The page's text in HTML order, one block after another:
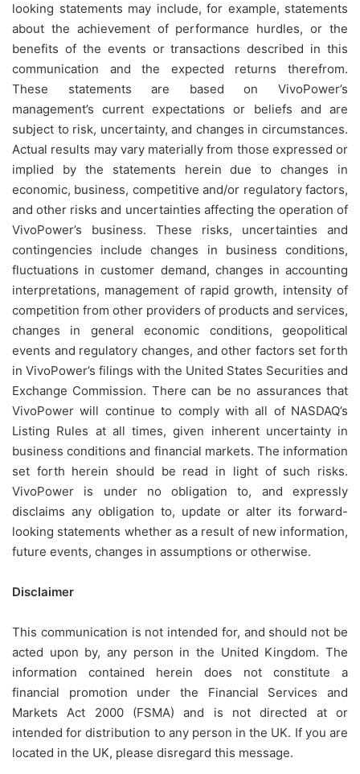
looking statements may include, for example, statements
about the achievement of performance hurdles, or the
benefits of the events or transactions described in this
communication and the expected returns therefrom.
These statements are based on VivoPower’s
management’s current expectations or beliefs and are
subject to risk, uncertainty, and changes in circumstances.
Actual results may vary materially from those expressed or
implied by the statements herein due to changes in
economic, business, competitive and/or regulatory factors,
and other risks and uncertainties affecting the operation of
VivoPower’s business. These risks, uncertainties and
contingencies include changes in business conditions,
fluctuations in customer demand, changes in accounting
interpretations, management of rapid growth, intensity of
competition from other providers of products and services,
changes in general economic conditions, geopolitical
events and regulatory changes, and other factors set forth
in VivoPower’s filings with the United States Securities and
Exchange Commission. There can be no assurances that
VivoPower will continue to comply with all of NASDAQ’s
Listing Rules at all times, given inherent uncertainty in
business conditions and financial markets. The information
set forth herein should be read in light of such risks.
VivoPower is under no obligation to, and expressly
disclaims any obligation to, update or alter its forward-
looking statements whether as a result of new information,
future events, changes in assumptions or otherwise.
Disclaimer
This communication is not intended for, and should not be
acted upon by, any person in the United Kingdom. The
information contained herein does not constitute a
financial promotion under the Financial Services and
Markets Act 2000 (FSMA) and is not directed at or
intended for distribution to any person in the UK. If you are
located in the UK, please disregard this message.